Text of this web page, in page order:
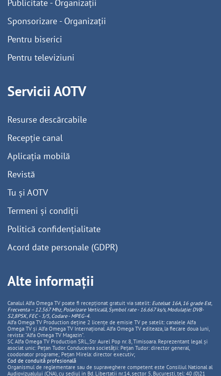
Publicitate - Organizații
Sponsorizare - Organizații
Pentru biserici
Pentru televiziuni
Servicii AOTV
Resurse descărcabile
Recepție canal
Aplicația mobilă
Revistă
Tu și AOTV
Termeni și condiții
Politică confidențialitate
Acord date personale (GDPR)
Alte informații
Canalul Alfa Omega TV poate fi recepționat gratuit via satelit: Eutelsat 16A, 16 grade Est,
Frecventa – 12.567 Mhz, PolarizareVerticală, Symbol rate - 16.667 ks/s, Modulație: DVB-
S2,8PSK, FEC - 3/5, Codare - MPEG-4.
Alfa Omega TV Production deține 2 licențe de emisie TV pe satelit: canalele Alfa
Omega TV și Alfa Omega TV Internațional. Alfa Omega TV editeaza, la fiecare doua luni,
revista: "Alfa Omega TV Magazin".
SC Alfa Omega TV Production SRL, Str Aurel Pop nr. 8, Timisoara. Reprezentant legal și
asociat unic: Pețan Tudor. Conducerea societății: Pețan Tudor: director general,
coodonator programe; Pețan Mirela: director executiv;
Cod de conduită profesională
Organismul de reglementare sau de supraveghere competent este Consiliul National al
Audiovizualului (CNA), cu sediul in Bd. Libertatii nr.14, sector 5, Bucuresti, tel: 40 (0)21